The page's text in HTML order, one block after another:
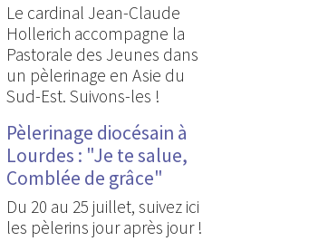
Le cardinal Jean-Claude
Hollerich accompagne la
Pastorale des Jeunes dans
un pèlerinage en Asie du
Sud-Est. Suivons-les !
Pèlerinage diocésain à
Lourdes : "Je te salue,
Comblée de grâce"
Du 20 au 25 juillet, suivez ici
les pèlerins jour après jour !